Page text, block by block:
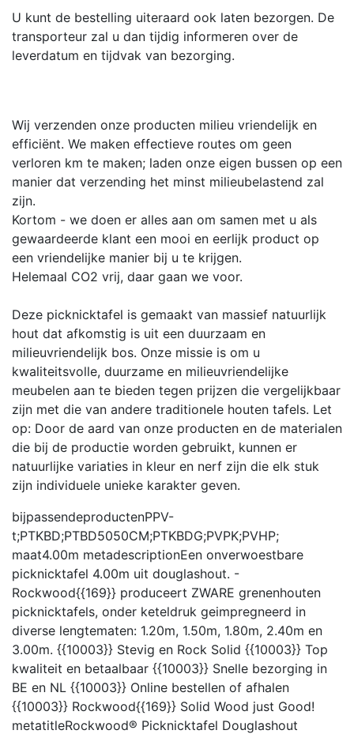
U kunt de bestelling uiteraard ook laten bezorgen. De
transporteur zal u dan tijdig informeren over de
leverdatum en tijdvak van bezorging.
Wij verzenden onze producten milieu vriendelijk en
efficiënt. We maken effectieve routes om geen
verloren km te maken; laden onze eigen bussen op een
manier dat verzending het minst milieubelastend zal
zijn.
Kortom - we doen er alles aan om samen met u als
gewaardeerde klant een mooi en eerlijk product op
een vriendelijke manier bij u te krijgen.
Helemaal CO2 vrij, daar gaan we voor.
Deze picknicktafel is gemaakt van massief natuurlijk
hout dat afkomstig is uit een duurzaam en
milieuvriendelijk bos. Onze missie is om u
kwaliteitsvolle, duurzame en milieuvriendelijke
meubelen aan te bieden tegen prijzen die vergelijkbaar
zijn met die van andere traditionele houten tafels. Let
op: Door de aard van onze producten en de materialen
die bij de productie worden gebruikt, kunnen er
natuurlijke variaties in kleur en nerf zijn die elk stuk
zijn individuele unieke karakter geven.
bijpassendeproductenPPV-
t;PTKBD;PTBD5050CM;PTKBDG;PVPK;PVHP;
maat4.00m metadescriptionEen onverwoestbare
picknicktafel 4.00m uit douglashout. -
Rockwood{{169}} produceert ZWARE grenenhouten
picknicktafels, onder keteldruk geimpregneerd in
diverse lengtematen: 1.20m, 1.50m, 1.80m, 2.40m en
3.00m. {{10003}} Stevig en Rock Solid {{10003}} Top
kwaliteit en betaalbaar {{10003}} Snelle bezorging in
BE en NL {{10003}} Online bestellen of afhalen
{{10003}} Rockwood{{169}} Solid Wood just Good!
metatitleRockwood® Picknicktafel Douglashout